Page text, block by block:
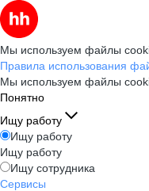
Мы используем файлы
Правила использования
Мы используем файлы
Понятно
Ищу работу
Ищу работу
Ищу работу
Ищу сотрудника
Сервисы